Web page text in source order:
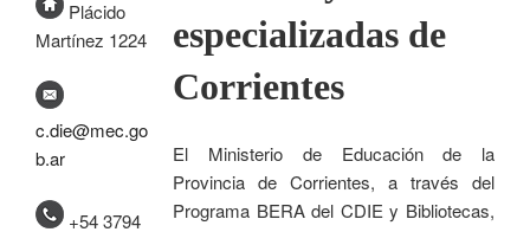
especializadas de
Corrientes
El Ministerio de Educación de la
Provincia de Corrientes, a través del
Programa BERA del CDIE y Bibliotecas,
Plácido
Martínez 1224
c.die@mec.go
b.ar
+54 3794